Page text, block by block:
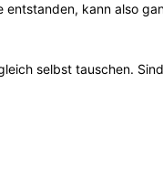
entstanden, kann also
selbst tauschen.